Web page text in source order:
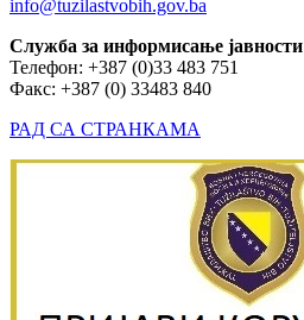
info@tuzilastvobih.gov.ba
Служба за информисање јавности
Телефон: +387 (0)33 483 751
Факс: +387 (0) 33483 840
РАД СА СТРАНКАМА